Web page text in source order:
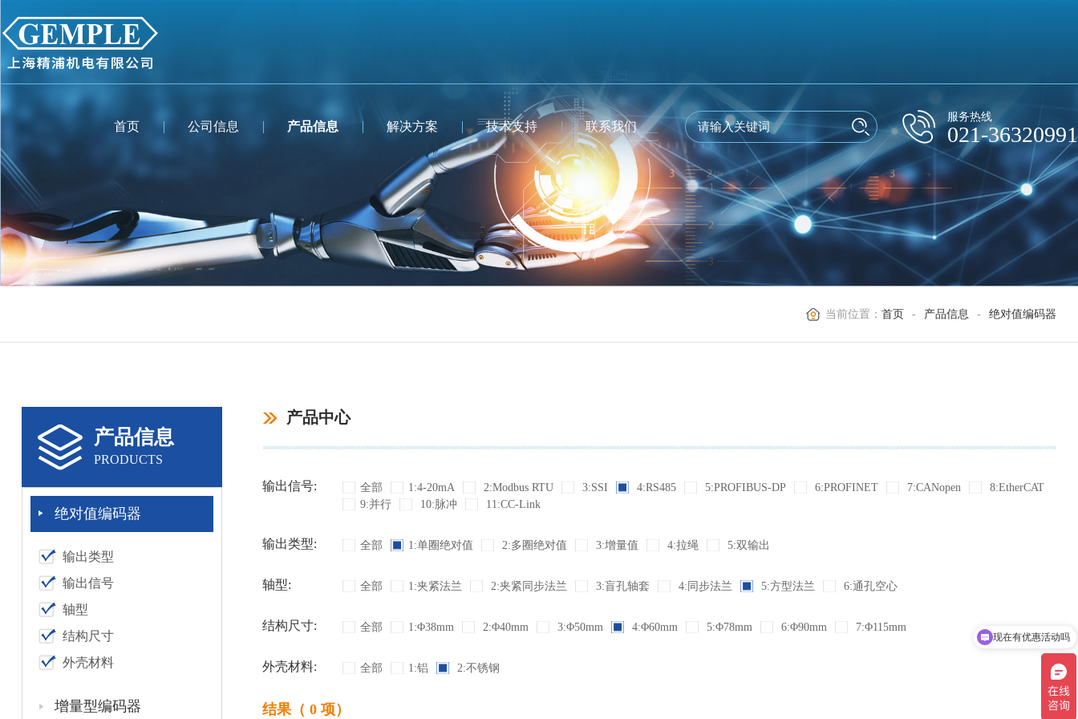
首页 公司信息 产品信息 解决方案 技术支持 联系我们
服务热线
021-36320991
当前位置：首页 - 产品信息 - 绝对值编码器
产品信息
PRODUCTS
绝对值编码器
输出类型
输出信号
轴型
结构尺寸
外壳材料
增量型编码器
产品中心
输出信号: 全部 1:4-20mA 2:Modbus RTU 3:SSI 4:RS485 5:PROFIBUS-DP 6:PROFINET 7:CANopen
8:EtherCAT
9:并行
10:脉冲 11:CC-Link
输出类型: 全部 1:单圈绝对值 2:多圈绝对值 3:增量值 4:拉绳 5:双输出
轴型: 全部 1:夹紧法兰 2:夹紧同步法兰 3:盲孔轴套 4:同步法兰 5:方型法兰 6:通孔空心
结构尺寸: 全部 1:Φ38mm 2:Φ40mm 3:Φ50mm 4:Φ60mm 5:Φ78mm 6:Φ90mm 7:Φ115mm
外壳材料: 全部 1:铝 2:不锈钢
结果（ 0 项）
现在有优惠活动吗